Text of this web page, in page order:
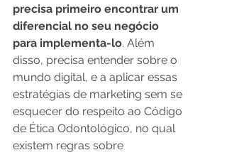
precisa primeiro encontrar um
diferencial no seu negócio
para implementa-lo. Além
disso, precisa entender sobre o
mundo digital, e a aplicar essas
estratégias de marketing sem se
esquecer do respeito ao Código
de Ética Odontológico, no qual
existem regras sobre